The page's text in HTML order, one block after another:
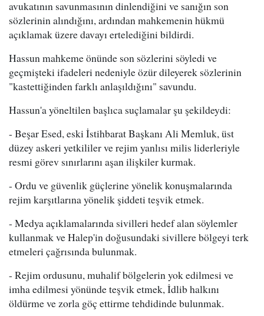
avukatının savunmasının dinlendiğini ve sanığın son
sözlerinin alındığını, ardından mahkemenin hükmü
açıklamak üzere davayı ertelediğini bildirdi.
Hassun mahkeme önünde son sözlerini söyledi ve
geçmişteki ifadeleri nedeniyle özür dileyerek sözlerinin
"kastettiğinden farklı anlaşıldığını" savundu.
Hassun'a yöneltilen başlıca suçlamalar şu şekildeydi:
- Beşar Esed, eski İstihbarat Başkanı Ali Memluk, üst
düzey askeri yetkililer ve rejim yanlısı milis liderleriyle
resmi görev sınırlarını aşan ilişkiler kurmak.
- Ordu ve güvenlik güçlerine yönelik konuşmalarında
rejim karşıtlarına yönelik şiddeti teşvik etmek.
- Medya açıklamalarında sivilleri hedef alan söylemler
kullanmak ve Halep'in doğusundaki sivillere bölgeyi terk
etmeleri çağrısında bulunmak.
- Rejim ordusunu, muhalif bölgelerin yok edilmesi ve
imha edilmesi yönünde teşvik etmek, İdlib halkını
öldürme ve zorla göç ettirme tehdidinde bulunmak.